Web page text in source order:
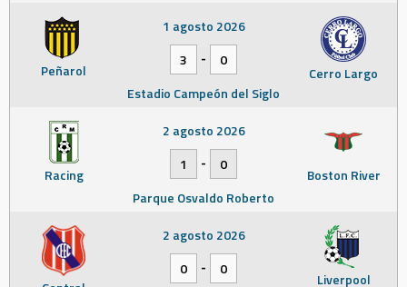
Peñarol Cerro Largo
1 agosto 2026
3
-
0
Estadio Campeón del Siglo
Racing Boston River
2 agosto 2026
1
-
0
Parque Osvaldo Roberto
Liverpool
2 agosto 2026
0
- 0